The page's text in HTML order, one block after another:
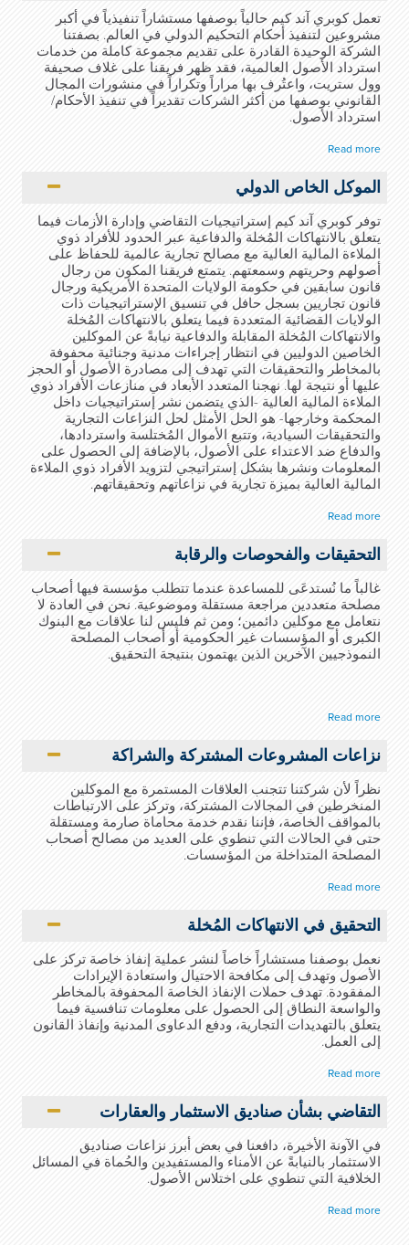
تعمل كوبري آند كيم حالياً بوصفها مستشاراً تنفيذياً في أكبر
مشروعين لتنفيذ أحكام التحكيم الدولي في العالم. بصفتنا
الشركة الوحيدة القادرة على تقديم مجموعة كاملة من خدمات
استرداد الأصول العالمية، فقد ظهر فريقنا على غلاف صحيفة
وول ستريت، واعتُرف بها مراراً وتكراراً في منشورات المجال
القانوني بوصفها من أكثر الشركات تقديراً في تنفيذ الأحكام/
استرداد الأصول.
Read more
الموكل الخاص الدولي
توفر كوبري آند كيم إستراتيجيات التقاضي وإدارة الأزمات فيما
يتعلق بالانتهاكات المُخلة والدفاعية عبر الحدود للأفراد ذوي
الملاءة المالية العالية مع مصالح تجارية عالمية للحفاظ على
أصولهم وحريتهم وسمعتهم. يتمتع فريقنا المكون من رجال
قانون سابقين في حكومة الولايات المتحدة الأمريكية ورجال
قانون تجاريين بسجل حافل في تنسيق الإستراتيجيات ذات
الولايات القضائية المتعددة فيما يتعلق بالانتهاكات المُخلة
والانتهاكات المُخلة المقابلة والدفاعية نيابةً عن الموكلين
الخاصين الدوليين في انتظار إجراءات مدنية وجنائية محفوفة
بالمخاطر والتحقيقات التي تهدف إلى مصادرة الأصول أو الحجز
عليها أو نتيجة لها. نهجنا المتعدد الأبعاد في منازعات الأفراد ذوي
الملاءة المالية العالية -الذي يتضمن نشر إستراتيجيات داخل
المحكمة وخارجها- هو الحل الأمثل لحل النزاعات التجارية
والتحقيقات السيادية، وتتبع الأموال المُختلسة واستردادها،
والدفاع ضد الاعتداء على الأصول، بالإضافة إلى الحصول على
المعلومات ونشرها بشكل إستراتيجي لتزويد الأفراد ذوي الملاءة
المالية العالية بميزة تجارية في نزاعاتهم وتحقيقاتهم.
Read more
التحقيقات والفحوصات والرقابة
غالباً ما نُستدعَى للمساعدة عندما تتطلب مؤسسة فيها أصحاب
مصلحة متعددين مراجعة مستقلة وموضوعية. نحن في العادة لا
نتعامل مع موكلين دائمين؛ ومن ثم فليس لنا علاقات مع البنوك
الكبرى أو المؤسسات غير الحكومية أو أصحاب المصلحة
النموذجيين الآخرين الذين يهتمون بنتيجة التحقيق.
Read more
نزاعات المشروعات المشتركة والشراكة
نظراً لأن شركتنا تتجنب العلاقات المستمرة مع الموكلين
المنخرطين في المجالات المشتركة، وتركز على الارتباطات
بالمواقف الخاصة، فإننا نقدم خدمة محاماة صارمة ومستقلة
حتى في الحالات التي تنطوي على العديد من مصالح أصحاب
المصلحة المتداخلة من المؤسسات.
Read more
التحقيق في الانتهاكات المُخلة
نعمل بوصفنا مستشاراً خاصاً لنشر عملية إنفاذ خاصة تركز على
الأصول وتهدف إلى مكافحة الاحتيال واستعادة الإيرادات
المفقودة. تهدف حملات الإنفاذ الخاصة المحفوفة بالمخاطر
والواسعة النطاق إلى الحصول على معلومات تنافسية فيما
يتعلق بالتهديدات التجارية، ودفع الدعاوى المدنية وإنفاذ القانون
إلى العمل.
Read more
التقاضي بشأن صناديق الاستثمار والعقارات
في الآونة الأخيرة، دافعنا في بعض أبرز نزاعات صناديق
الاستثمار بالنيابةً عن الأمناء والمستفيدين والحُماة في المسائل
الخلافية التي تنطوي على اختلاس الأصول.
Read more